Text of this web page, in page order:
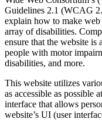
Guidelines 2.1 (WCAG
explain how to make
array of disabilities.
ensure that the website is
people with motor
disabilities, and more.
This website utilizes
as accessible as possible
interface that allows
website’s UI (user